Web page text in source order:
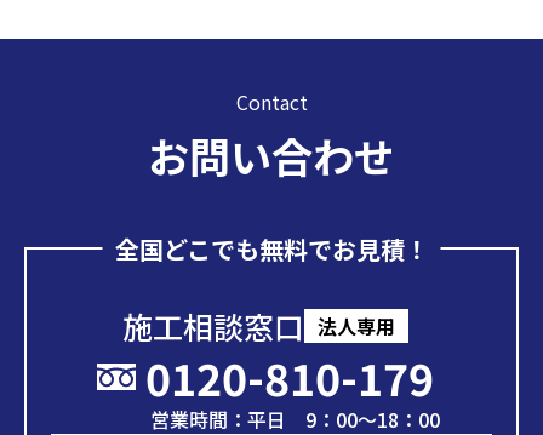
Contact
お問い合わせ
全国どこでも無料でお見積！
施工相談窓口 法人専用
0120-810-179
営業時間：平日 9：00～18：00